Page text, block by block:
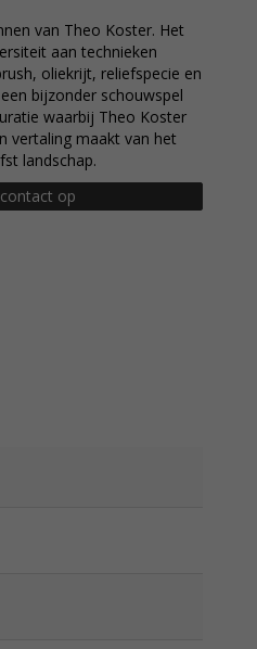
van Theo Koster. Het
aan technieken
oliekrijt, reliefspecie en
bijzonder schouwspel
waarbij Theo Koster
vertaling maakt van het
landschap.
op